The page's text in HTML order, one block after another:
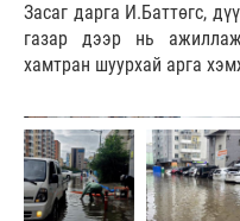
Засаг дарга И.Баттөгс,
газар дээр нь ажиллаж,
хамтран шуурхай арга